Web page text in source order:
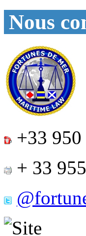
Nous
+33
+ 33